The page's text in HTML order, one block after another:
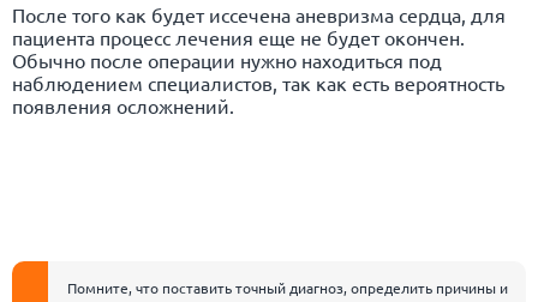
После того как будет иссечена аневризма сердца, для
пациента процесс лечения еще не будет окончен.
Обычно после операции нужно находиться под
наблюдением специалистов, так как есть вероятность
появления осложнений.
Помните, что поставить точный диагноз, определить причины и